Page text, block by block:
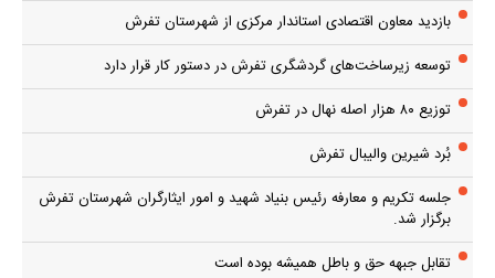
بازدید معاون اقتصادی استاندار مرکزی از شهرستان تفرش
توسعه زیرساخت‌های گردشگری تفرش در دستور کار قرار دارد
توزیع ۸۰ هزار اصله نهال در تفرش
بُرد شیرین والیبال تفرش
جلسه تکریم و معارفه رئیس بنیاد شهید و امور ایثارگران شهرستان تفرش
برگزار شد.
تقابل جبهه حق و باطل همیشه بوده است